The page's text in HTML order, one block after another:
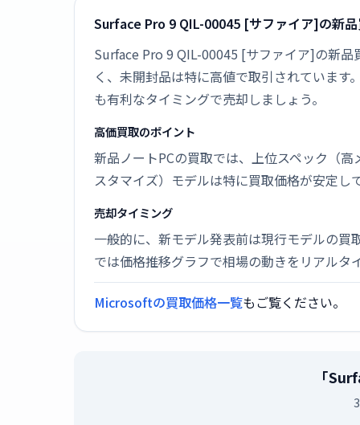
Surface Pro 9 QIL-00045 [サファイア]の新
Surface Pro 9 QIL-00045 [サファイア]の新
く、未開封品は特に高値で取引されていま
も有利なタイミングで売却しましょう。
高価買取のポイント
新品ノートPCの買取では、上位スペック（
スタマイズ）モデルは特に買取価格が安定し
売却タイミング
一般的に、新モデル発表前は現行モデルの買
では価格推移グラフで相場の動きをリアルタ
Microsoftの買取価格一覧もご覧ください。
「